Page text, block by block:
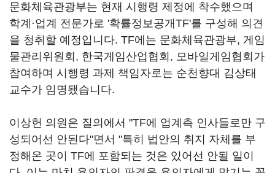
문화체육관광부는 현재 시행령 제정에 착수했으며
학계·업계 전문가로 '확률정보공개TF'를 구성해 의견
을 청취할 예정입니다. TF에는 문화체육관광부, 게임
물관리위원회, 한국게임산업협회, 모바일게임협회가
참여하며 시행령 과제 책임자로는 순천향대 김상태
교수가 임명됐습니다.
이상헌 의원은 질의에서 "TF에 업계측 인사들로만 구
성되어선 안된다"면서 "특히 법안의 취지 자체를 부
정해온 곳이 TF에 포함되는 것은 있어선 안될 일이